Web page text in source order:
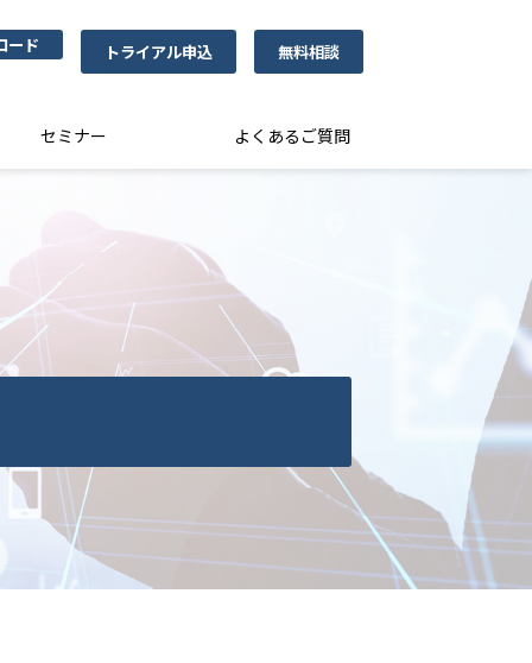
ード トライアル申込 無料相談
セミナー よくあるご質問